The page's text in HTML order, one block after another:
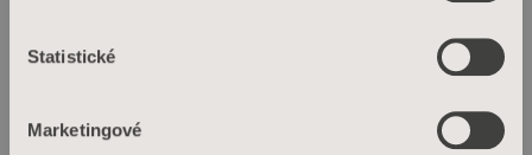
Statistické
Marketingové